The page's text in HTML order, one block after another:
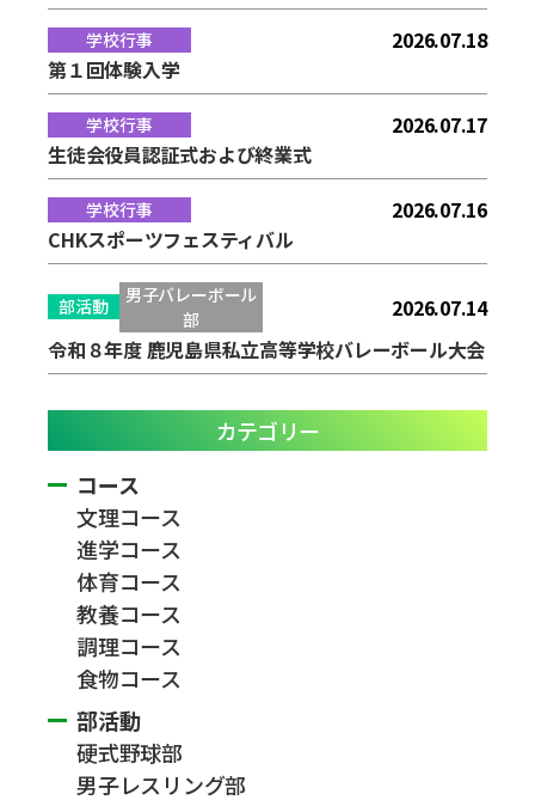
学校行事
2026.07.18
第１回体験入学
学校行事
2026.07.17
生徒会役員認証式および終業式
学校行事
2026.07.16
CHKスポーツフェスティバル
部活動
男子バレーボール
部
2026.07.14
令和８年度 鹿児島県私立高等学校バレーボール大会
カテゴリー
コース
文理コース
進学コース
体育コース
教養コース
調理コース
食物コース
部活動
硬式野球部
男子レスリング部